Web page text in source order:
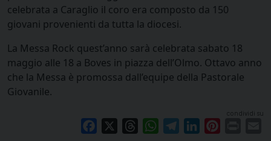
celebrata a Caraglio il coro era composto da 150
giovani provenienti da tutta la diocesi.
La Messa Rock quest’anno sarà celebrata sabato 18
maggio alle 18 a Boves in piazza dell’Olmo. Ottavo anno
che la Messa è promossa dall’equipe della Pastorale
Giovanile.
condividi su
Facebook ThreadsWhatsAppTelegramLinkedIn